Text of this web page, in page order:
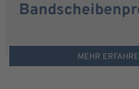
MEHR